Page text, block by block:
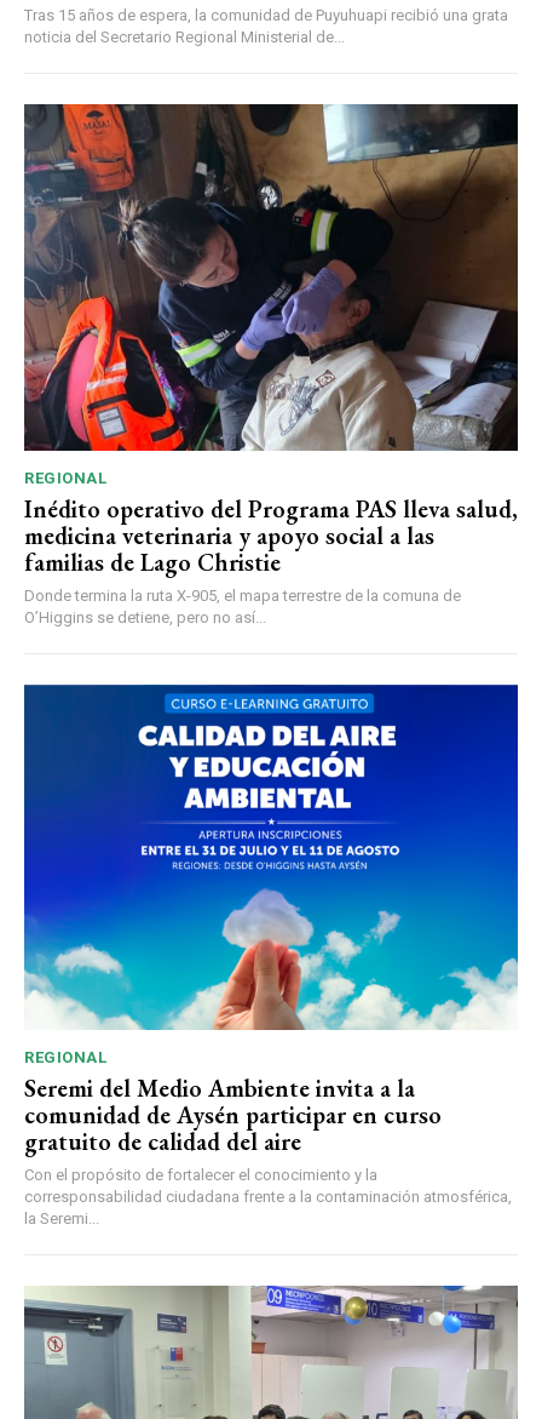
Tras 15 años de espera, la comunidad de Puyuhuapi recibió una grata
noticia del Secretario Regional Ministerial de...
REGIONAL
Inédito operativo del Programa PAS lleva salud,
medicina veterinaria y apoyo social a las
familias de Lago Christie
Donde termina la ruta X-905, el mapa terrestre de la comuna de
O’Higgins se detiene, pero no así...
REGIONAL
Seremi del Medio Ambiente invita a la
comunidad de Aysén participar en curso
gratuito de calidad del aire
Con el propósito de fortalecer el conocimiento y la
corresponsabilidad ciudadana frente a la contaminación atmosférica,
la Seremi...